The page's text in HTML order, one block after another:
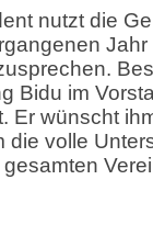
nutzt die
Bidu im
Er wünscht
die volle